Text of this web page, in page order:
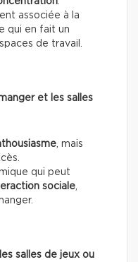
associée à la
qui en fait un
de travail.
et les salles
, mais
qui peut
sociale
salles de jeux ou